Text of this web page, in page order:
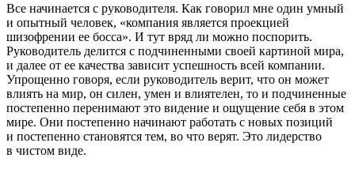
Все начинается с руководителя. Как говорил мне один умный
и опытный человек, «компания является проекцией
шизофрении ее босса». И тут вряд ли можно поспорить.
Руководитель делится с подчиненными своей картиной мира,
и далее от ее качества зависит успешность всей компании.
Упрощенно говоря, если руководитель верит, что он может
влиять на мир, он силен, умен и влиятелен, то и подчиненные
постепенно перенимают это видение и ощущение себя в этом
мире. Они постепенно начинают работать с новых позиций
и постепенно становятся тем, во что верят. Это лидерство
в чистом виде.